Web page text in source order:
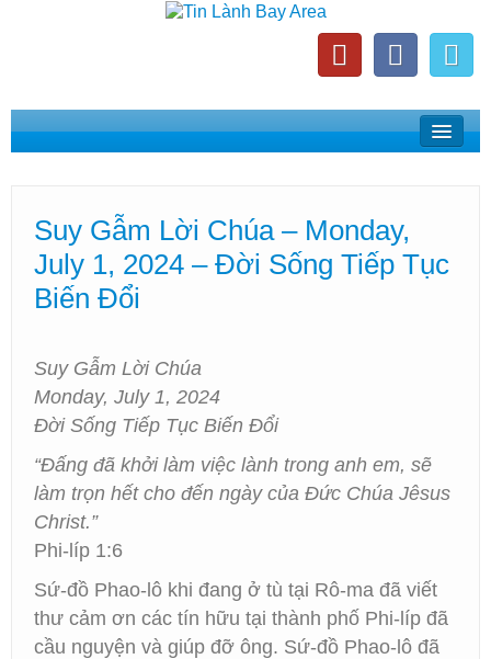
Home
Phát Thanh Tin Lành Bay Area
Các Hội Thánh Bắc California
Suy Gẫm Lời Chúa – Monday,
July 1, 2024 – Đời Sống Tiếp Tục
Biến Đổi
Suy Gẫm Lời Chúa
Monday, July 1, 2024
Đời Sống Tiếp Tục Biến Đổi
“Đấng đã khởi làm việc lành trong anh em, sẽ
làm trọn hết cho đến ngày của Đức Chúa Jêsus
Christ.”
Phi-líp 1:6
Sứ-đồ Phao-lô khi đang ở tù tại Rô-ma đã viết
thư cảm ơn các tín hữu tại thành phố Phi-líp đã
cầu nguyện và giúp đỡ ông. Sứ-đồ Phao-lô đã